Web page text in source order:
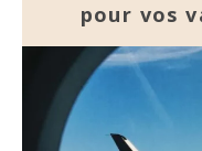
pour vos